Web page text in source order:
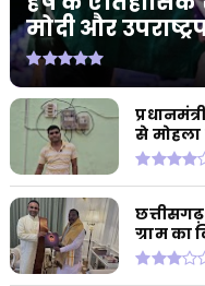
मोदी और
से
ग्राम का